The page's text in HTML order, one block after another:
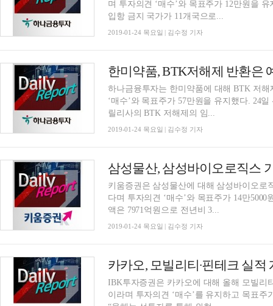
며 투자의견 ‘매수’와 목표주가 12만원을
입항 금지 국가가 11개국으로...
2019-01-24 목요일 | 김수정 기자
하나금융투자는 한미약품에 대해 BTK 저
‘매수’와 목표주가 57만원을 유지했다. 24일 선민정 연구원은 “이미 시장에선 작년 2월 일라이
릴리사의 BTK 저해제의 임...
2019-01-24 목요일 | 김수정 기자
키움증권은 삼성물산에 대해 삼성바이오
다며 투자의견 ‘매수’와 목표주가 14만
액은 7971억원으로 전년비 3...
2019-01-24 목요일 | 김수정 기자
IBK투자증권은 카카오에 대해 올해 모빌리
이라며 투자의견 ‘매수’를 유지하고 목표